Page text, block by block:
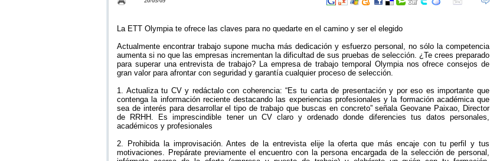
La ETT Olympia te ofrece las claves para no quedarte en el camino y ser el elegido
Actualmente encontrar trabajo supone mucha más dedicación y esfuerzo personal, no sólo la competencia
aumenta si no que las empresas incrementan la dificultad de sus pruebas de selección. ¿Te crees preparado
para superar una entrevista de trabajo? La empresa de trabajo temporal Olympia nos ofrece consejos de
gran valor para afrontar con seguridad y garantía cualquier proceso de selección.
1. Actualiza tu CV y redáctalo con coherencia: “Es tu carta de presentación y por eso es importante que
contenga la información reciente destacando las experiencias profesionales y la formación académica que
sea de interés para desarrollar el tipo de trabajo que buscas en concreto” señala Geovane Paixao, Director
de RRHH. Es imprescindible tener un CV claro y ordenado donde diferencies tus datos personales,
académicos y profesionales
2. Prohibida la improvisación. Antes de la entrevista elije la oferta que más encaje con tu perfil y tus
motivaciones. Prepárate previamente el encuentro con la persona encargada de la selección de personal,